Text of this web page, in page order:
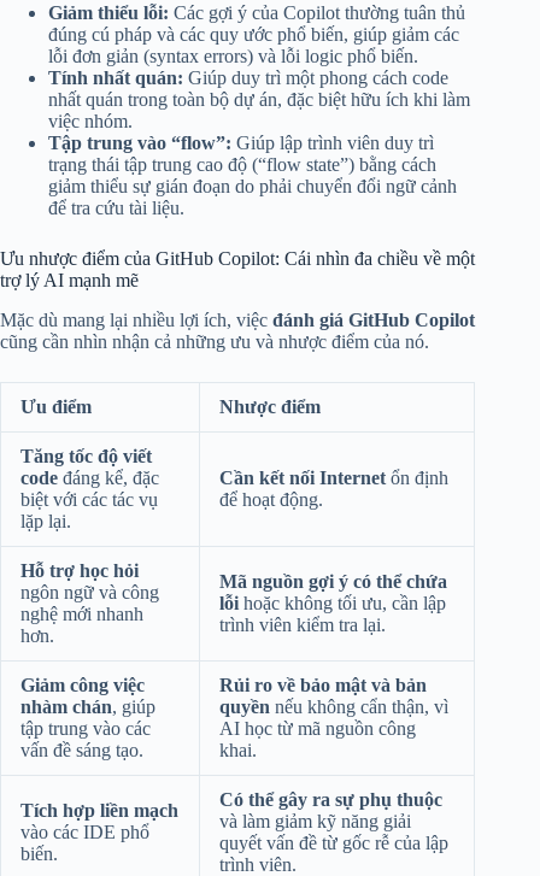
Giảm thiểu lỗi: Các gợi ý của Copilot thường tuân thủ
đúng cú pháp và các quy ước phổ biến, giúp giảm các
lỗi đơn giản (syntax errors) và lỗi logic phổ biến.
Tính nhất quán: Giúp duy trì một phong cách code
nhất quán trong toàn bộ dự án, đặc biệt hữu ích khi làm
việc nhóm.
Tập trung vào “flow”: Giúp lập trình viên duy trì
trạng thái tập trung cao độ (“flow state”) bằng cách
giảm thiểu sự gián đoạn do phải chuyển đổi ngữ cảnh
để tra cứu tài liệu.
Ưu nhược điểm của GitHub Copilot: Cái nhìn đa chiều về một
trợ lý AI mạnh mẽ
Mặc dù mang lại nhiều lợi ích, việc đánh giá GitHub Copilot
cũng cần nhìn nhận cả những ưu và nhược điểm của nó.
Ưu điểm Nhược điểm
Tăng tốc độ viết
code đáng kể, đặc
biệt với các tác vụ
lặp lại.
Cần kết nối Internet ổn định
để hoạt động.
Hỗ trợ học hỏi
ngôn ngữ và công
nghệ mới nhanh
hơn.
Mã nguồn gợi ý có thể chứa
lỗi hoặc không tối ưu, cần lập
trình viên kiểm tra lại.
Giảm công việc
nhàm chán, giúp
tập trung vào các
vấn đề sáng tạo.
Rủi ro về bảo mật và bản
quyền nếu không cẩn thận, vì
AI học từ mã nguồn công
khai.
Tích hợp liền mạch
vào các IDE phổ
biến.
Có thể gây ra sự phụ thuộc
và làm giảm kỹ năng giải
quyết vấn đề từ gốc rễ của lập
trình viên.